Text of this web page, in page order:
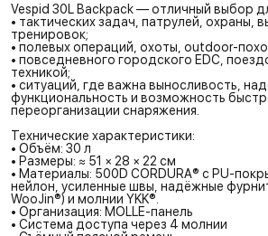
Vespid 30L Backpack — отличный выбор
• тактических задач, патрулей, охраны,
тренировок;
• полевых операций, охоты, outdoor-
• повседневного городского EDC,
техникой;
• ситуаций, где важна выносливость,
функциональность и возможность
переорганизации снаряжения.
Технические характеристики:
• Объём: 30 л
• Размеры: ≈ 51 × 28 × 22 см
• Материалы: 500D CORDURA® с PU-
нейлон, усиленные швы, надёжные
WooJin®) и молнии YKK®.
• Организация: MOLLE-панель
• Система доступа через 4 молнии